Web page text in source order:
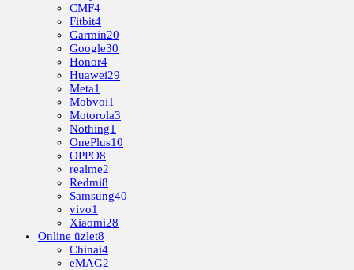
CMF4
Fitbit4
Garmin20
Google30
Honor4
Huawei29
Meta1
Mobvoi1
Motorola3
Nothing1
OnePlus10
OPPO8
realme2
Redmi8
Samsung40
vivo1
Xiaomi28
Online üzlet8
Chinai4
eMAG2